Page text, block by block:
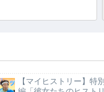
【マイヒストリー】特別